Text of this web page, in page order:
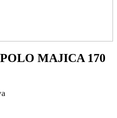
MAJICA 170